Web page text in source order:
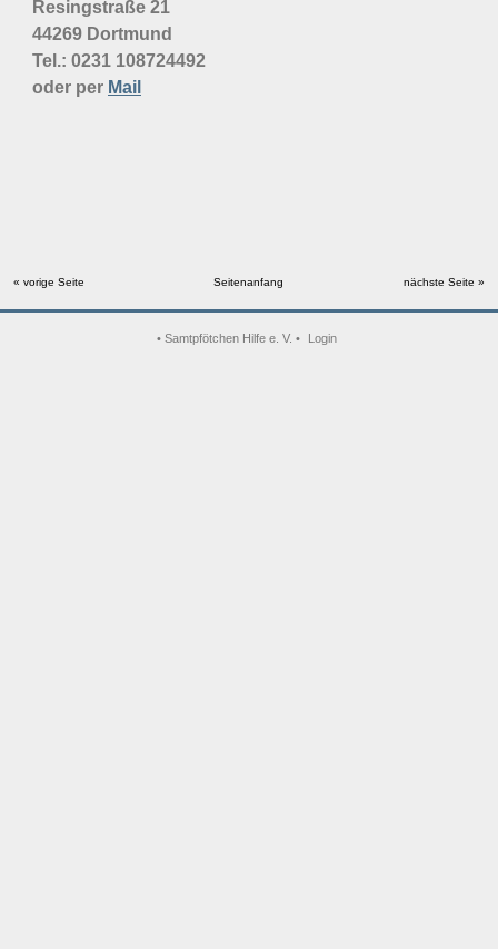
Resingstraße 21
44269 Dortmund
Tel.: 0231 108724492
oder per Mail
« vorige Seite Seitenanfang nächste Seite »
• Samtpfötchen Hilfe e. V. • Login